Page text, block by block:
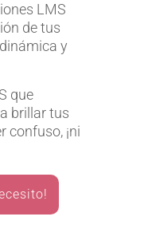
LMS
de tus
y
que
brillar tus
confuso, ¡ni